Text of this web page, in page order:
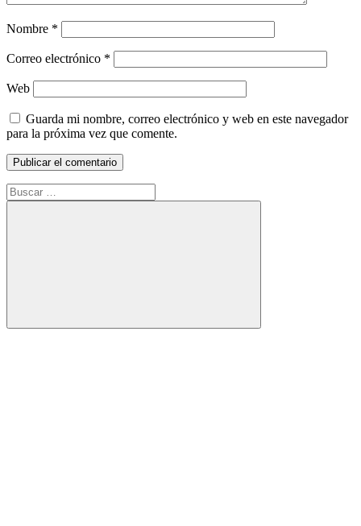
Nombre *
Correo electrónico *
Web
Guarda mi nombre, correo electrónico y web en este navegador
para la próxima vez que comente.
Buscar:
Buscar